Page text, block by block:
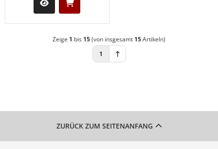
Zeige 1 bis 15(von insgesamt 15Artikeln)
1
ZURÜCK ZUM SEITENANFANG